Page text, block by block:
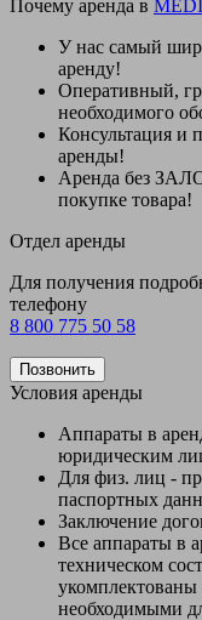
Почему аренда в
У нас самый
аренду!
Оперативный,
необходимого
Консультация и
аренды!
Аренда без
покупке товара!
Отдел аренды
Для получения
телефону
8 800 775 50 58
Позвонить
Условия аренды
Аппараты в
юридическим
Для физ. лиц -
паспортных
Заключение
Все аппараты в
техническом
необходимыми